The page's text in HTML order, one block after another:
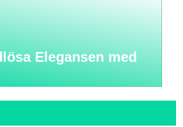
Elegansen med